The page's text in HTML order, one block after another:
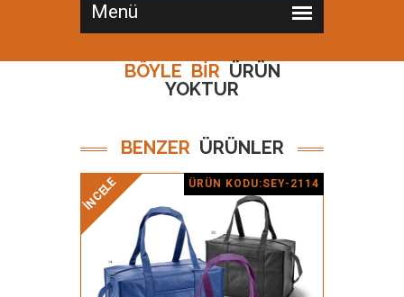
BÖYLE BİR ÜRÜN
YOKTUR
BENZER ÜRÜNLER
İNCELE ÜRÜN KODU:SEY-2114
Ürün Detay